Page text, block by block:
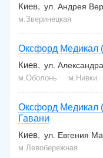
Киев
ул. Андрея
м.Зверинецкая
Оксфорд Медикал
Киев
ул.
м.Оболонь м.Нивки
Оксфорд Медикал
Гавани
Киев
ул. Евгения
м.Левобережная